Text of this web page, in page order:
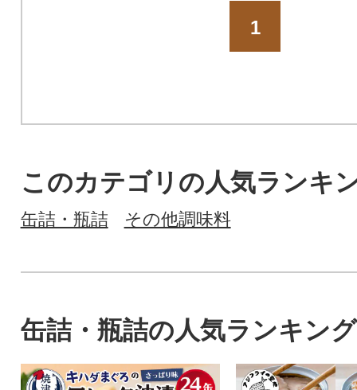
1
このカテゴリの人気ランキ
缶詰・瓶詰 その他調味料
缶詰・瓶詰の人気ランキング